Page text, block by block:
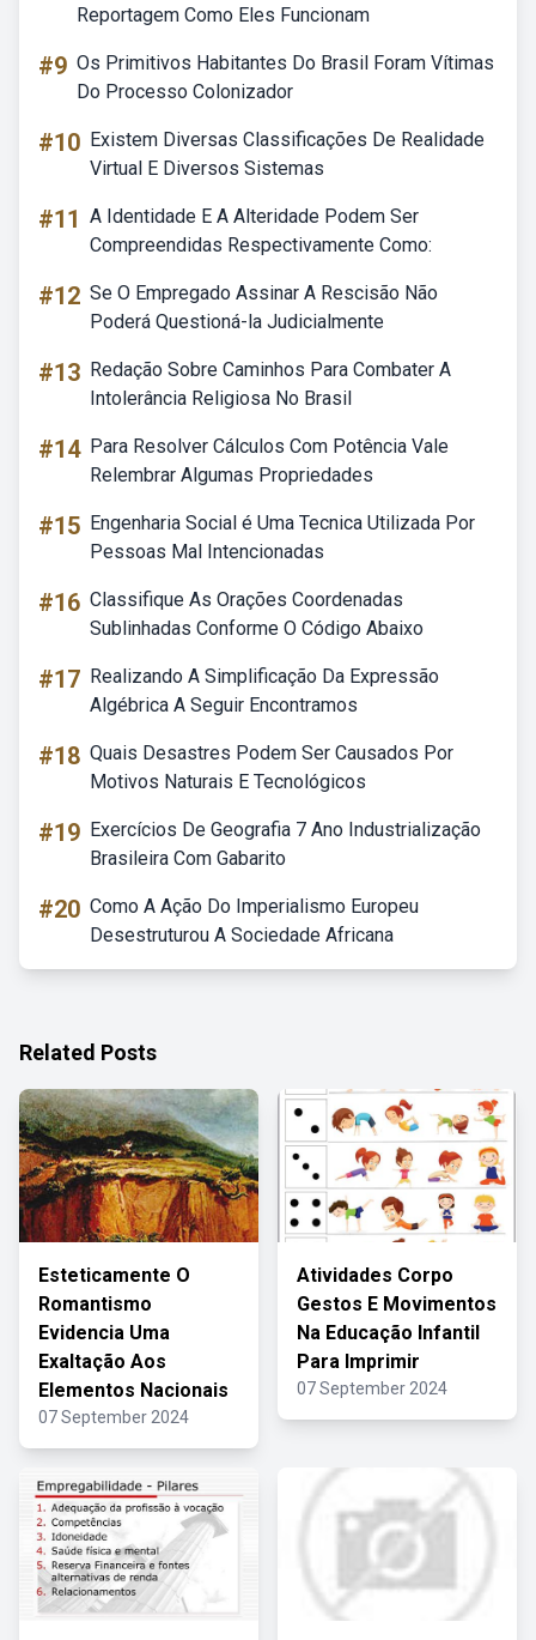
Reportagem Como Eles Funcionam
#9 Os Primitivos Habitantes Do Brasil Foram Vítimas
Do Processo Colonizador
#10 Existem Diversas Classificações De Realidade
Virtual E Diversos Sistemas
#11 A Identidade E A Alteridade Podem Ser
Compreendidas Respectivamente Como:
#12 Se O Empregado Assinar A Rescisão Não
Poderá Questioná-la Judicialmente
#13 Redação Sobre Caminhos Para Combater A
Intolerância Religiosa No Brasil
#14 Para Resolver Cálculos Com Potência Vale
Relembrar Algumas Propriedades
#15 Engenharia Social é Uma Tecnica Utilizada Por
Pessoas Mal Intencionadas
#16 Classifique As Orações Coordenadas
Sublinhadas Conforme O Código Abaixo
#17 Realizando A Simplificação Da Expressão
Algébrica A Seguir Encontramos
#18 Quais Desastres Podem Ser Causados Por
Motivos Naturais E Tecnológicos
#19 Exercícios De Geografia 7 Ano Industrialização
Brasileira Com Gabarito
#20 Como A Ação Do Imperialismo Europeu
Desestruturou A Sociedade Africana
Related Posts
Esteticamente O
Romantismo
Evidencia Uma
Exaltação Aos
Elementos Nacionais
07 September 2024
Atividades Corpo
Gestos E Movimentos
Na Educação Infantil
Para Imprimir
07 September 2024